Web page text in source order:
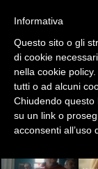
DATI
RICERCHE
PREVISIONI/
Informativa
Questo sito o gli
di cookie
nella cookie
tutti o ad alcuni
Chiudendo
su un link o
acconsenti all’uso